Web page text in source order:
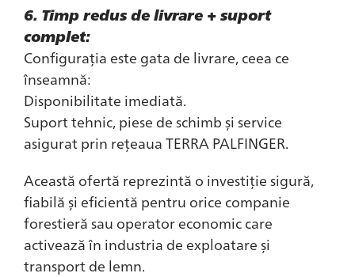
6. Timp redus de livrare + suport
complet:
Configurația este gata de livrare, ceea ce
înseamnă:
Disponibilitate imediată.
Suport tehnic, piese de schimb și service
asigurat prin rețeaua TERRA PALFINGER.
Această ofertă reprezintă o investiție sigură,
fiabilă și eficientă pentru orice companie
forestieră sau operator economic care
activează în industria de exploatare și
transport de lemn.